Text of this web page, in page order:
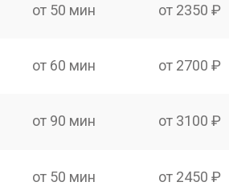
от 50 мин от 2350 ₽
от 60 мин от 2700 ₽
от 90 мин от 3100 ₽
от 50 мин от 2450 ₽